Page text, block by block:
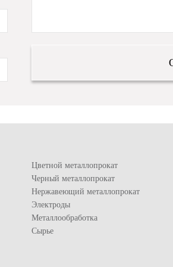
Цветной металлопрокат
Черный металлопрокат
Нержавеющий металлопрокат
Электроды
Металлообработка
Сырье